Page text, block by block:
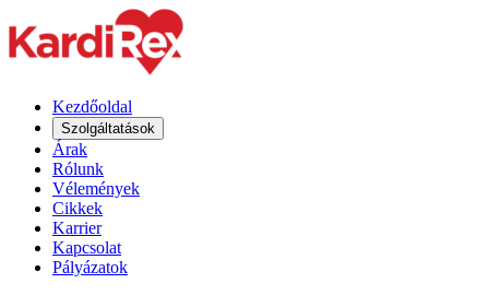
Kezdőoldal
Szolgáltatások
Árak
Rólunk
Vélemények
Cikkek
Karrier
Kapcsolat
Pályázatok